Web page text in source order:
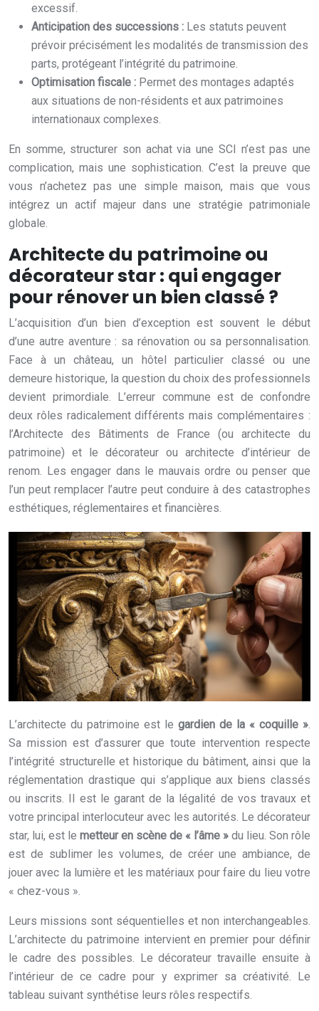
excessif.
Anticipation des successions : Les statuts peuvent
prévoir précisément les modalités de transmission des
parts, protégeant l’intégrité du patrimoine.
Optimisation fiscale : Permet des montages adaptés
aux situations de non-résidents et aux patrimoines
internationaux complexes.
En somme, structurer son achat via une SCI n’est pas une
complication, mais une sophistication. C’est la preuve que
vous n’achetez pas une simple maison, mais que vous
intégrez un actif majeur dans une stratégie patrimoniale
globale.
Architecte du patrimoine ou
décorateur star : qui engager
pour rénover un bien classé ?
L’acquisition d’un bien d’exception est souvent le début
d’une autre aventure : sa rénovation ou sa personnalisation.
Face à un château, un hôtel particulier classé ou une
demeure historique, la question du choix des professionnels
devient primordiale. L’erreur commune est de confondre
deux rôles radicalement différents mais complémentaires :
l’Architecte des Bâtiments de France (ou architecte du
patrimoine) et le décorateur ou architecte d’intérieur de
renom. Les engager dans le mauvais ordre ou penser que
l’un peut remplacer l’autre peut conduire à des catastrophes
esthétiques, réglementaires et financières.
L’architecte du patrimoine est le gardien de la « coquille ».
Sa mission est d’assurer que toute intervention respecte
l’intégrité structurelle et historique du bâtiment, ainsi que la
réglementation drastique qui s’applique aux biens classés
ou inscrits. Il est le garant de la légalité de vos travaux et
votre principal interlocuteur avec les autorités. Le décorateur
star, lui, est le metteur en scène de « l’âme » du lieu. Son rôle
est de sublimer les volumes, de créer une ambiance, de
jouer avec la lumière et les matériaux pour faire du lieu votre
« chez-vous ».
Leurs missions sont séquentielles et non interchangeables.
L’architecte du patrimoine intervient en premier pour définir
le cadre des possibles. Le décorateur travaille ensuite à
l’intérieur de ce cadre pour y exprimer sa créativité. Le
tableau suivant synthétise leurs rôles respectifs.